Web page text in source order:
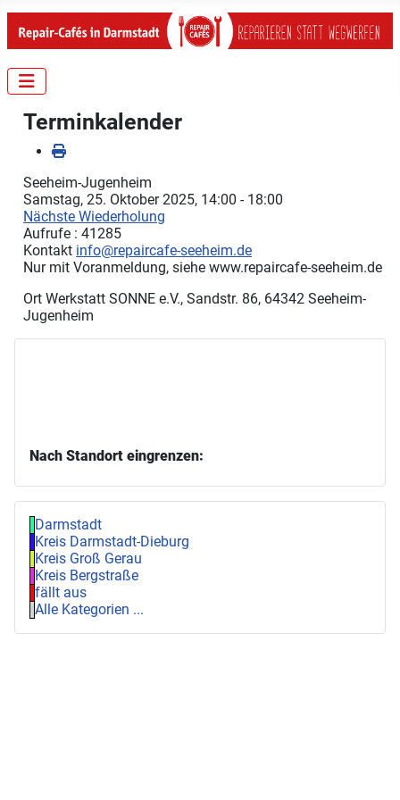
Terminkalender
Seeheim-Jugenheim
Samstag, 25. Oktober 2025, 14:00 - 18:00
Nächste Wiederholung
Aufrufe : 41285
Kontakt info@repaircafe-seeheim.de
Nur mit Voranmeldung, siehe www.repaircafe-seeheim.de
Ort Werkstatt SONNE e.V., Sandstr. 86, 64342 Seeheim-
Jugenheim
Nach Standort eingrenzen:
Darmstadt
Kreis Darmstadt-Dieburg
Kreis Groß Gerau
Kreis Bergstraße
fällt aus
Alle Kategorien ...